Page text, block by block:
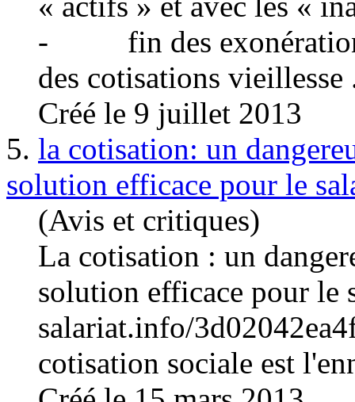
- fin des
des cotisations vieillesse
Créé le 9 juillet 2013
5. la cotisation: un
solution efficace pour le
(Avis et critiques)
La cotisation : un
solution efficace pour le
salariat.info/
cotisation sociale est